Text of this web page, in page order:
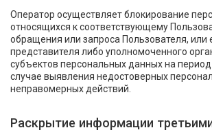
Оператор осуществляет блокирование
относящихся к соответствующему
обращения или запроса Пользователя, или
представителя либо уполномоченного
субъектов персональных данных на
случае выявления недостоверных
неправомерных действий.
Раскрытие информации